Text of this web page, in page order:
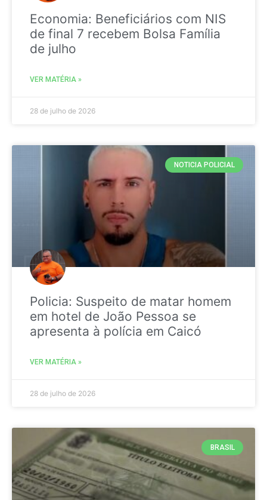
Economia: Beneficiários com NIS
de final 7 recebem Bolsa Família
de julho
VER MATÉRIA »
28 de julho de 2026
NOTICIA POLICIAL
Policia: Suspeito de matar homem
em hotel de João Pessoa se
apresenta à polícia em Caicó
VER MATÉRIA »
28 de julho de 2026
BRASIL